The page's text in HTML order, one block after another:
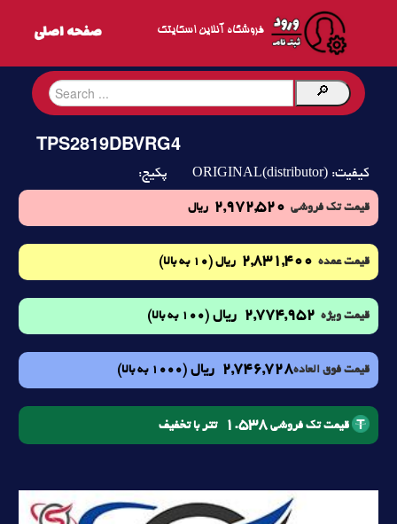
فروشگاه آنلاین اسکایتک
TPS2819DBVRG4
کیفیت: ORIGINAL(distributor) پکیج:
قیمت تک فروشی 2,972,520 ریال
قیمت عمده 2,831,400 ریال (10 به بالا)
قیمت ویژه 2,774,952 ریال (100 به بالا)
قیمت فوق العاده2,746,728 ریال (1000 به بالا)
قیمت تک فروشی 1.538 تتر با تخفیف